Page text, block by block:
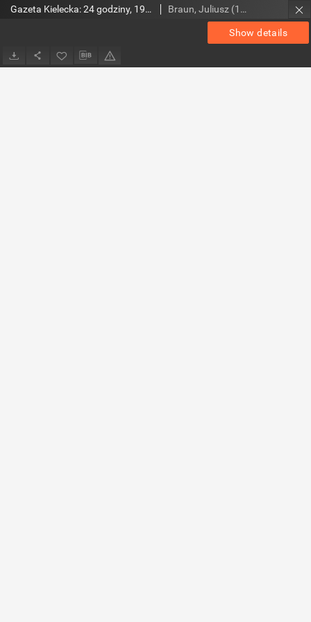
Show details
Gazeta Kielecka: 24 godziny, 1990, R.2, nr 12 (32) Braun, Juliusz (1948- ). Red.